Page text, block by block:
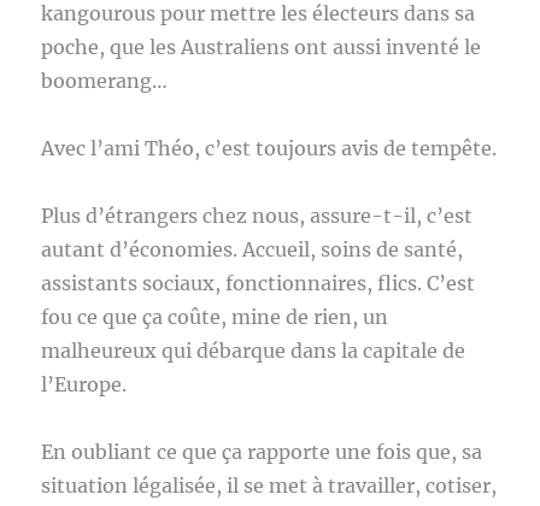
kangourous pour mettre les électeurs dans sa
poche, que les Australiens ont aussi inventé le
boomerang…
Avec l’ami Théo, c’est toujours avis de tempête.
Plus d’étrangers chez nous, assure-t-il, c’est
autant d’économies. Accueil, soins de santé,
assistants sociaux, fonctionnaires, flics. C’est
fou ce que ça coûte, mine de rien, un
malheureux qui débarque dans la capitale de
l’Europe.
En oubliant ce que ça rapporte une fois que, sa
situation légalisée, il se met à travailler, cotiser,